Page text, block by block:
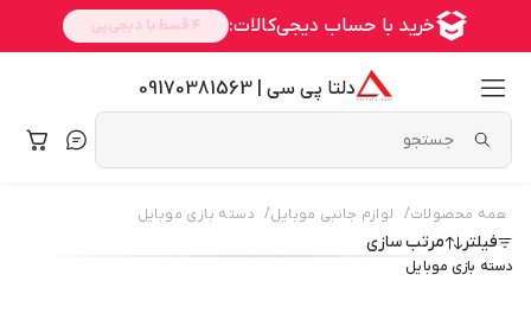
دلتا پی سی | 09170381563
همه محصولات/ لوازم جانبی موبایل/ دسته بازی موبایل
فیلتر مرتب سازی
دسته بازی موبایل